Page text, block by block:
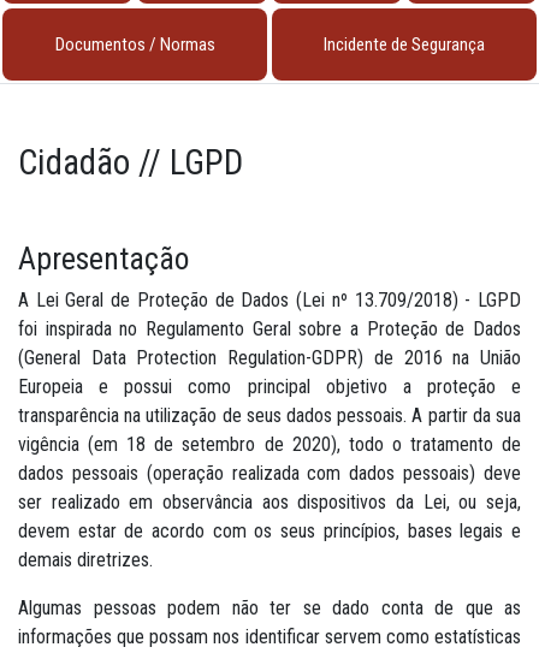
Documentos / Normas Incidente de Segurança
Cidadão // LGPD
Apresentação
A Lei Geral de Proteção de Dados (Lei nº 13.709/2018) - LGPD
foi inspirada no Regulamento Geral sobre a Proteção de Dados
(General Data Protection Regulation-GDPR) de 2016 na União
Europeia e possui como principal objetivo a proteção e
transparência na utilização de seus dados pessoais. A partir da sua
vigência (em 18 de setembro de 2020), todo o tratamento de
dados pessoais (operação realizada com dados pessoais) deve
ser realizado em observância aos dispositivos da Lei, ou seja,
devem estar de acordo com os seus princípios, bases legais e
demais diretrizes.
Algumas pessoas podem não ter se dado conta de que as
informações que possam nos identificar servem como estatísticas